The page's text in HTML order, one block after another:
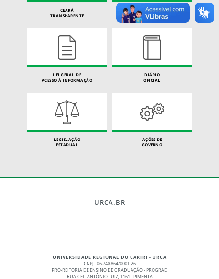
CEARÁ
TRANSPARENTE
CARTA DE SERVIÇOS
DO CIDADÃO
LEI GERAL DE
ACESSO À INFORMAÇÃO
DIÁRIO
OFICIAL
LEGISLAÇÃO
ESTADUAL
AÇÕES DE
GOVERNO
URCA.BR
UNIVERSIDADE REGIONAL DO CARIRI - URCA
CNPJ - 06.740.864/0001-26
PRÓ-REITORIA DE ENSINO DE GRADUAÇÃO - PROGRAD
RUA CEL. ANTÔNIO LUIZ, 1161 - PIMENTA